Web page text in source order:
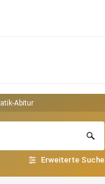
Abitur
Erweiterte Suche